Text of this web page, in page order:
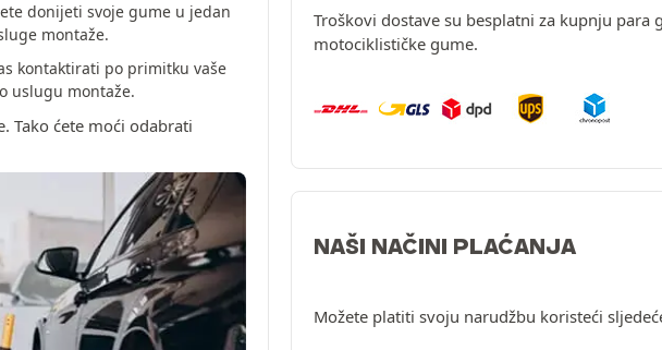
donijeti svoje gume u jedan
montaže.
kontaktirati po primitku vaše
uslugu montaže.
Tako ćete moći odabrati
Troškovi dostave su besplatni za kupnju para
motociklističke gume.
NAŠI NAČINI PLAĆANJA
Možete platiti svoju narudžbu koristeći